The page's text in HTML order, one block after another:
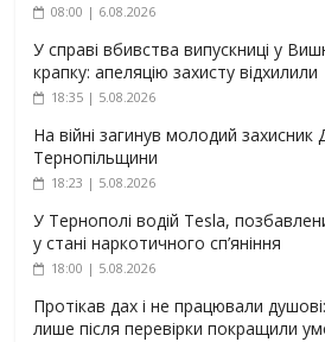
08:00 | 6.08.2026
У справі вбивства випускниці у
крапку: апеляцію захисту відхилили
18:35 | 5.08.2026
На війні загинув молодий
Тернопільщини
18:23 | 5.08.2026
У Тернополі водій Tesla,
у стані наркотичного сп’яніння
18:00 | 5.08.2026
Протікав дах і не працювали
лише після перевірки покращили